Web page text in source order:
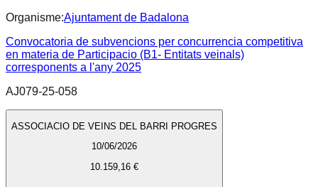
Organisme:Ajuntament de Badalona
Convocatoria de subvencions per concurrencia competitiva
en materia de Participacio (B1- Entitats veinals)
corresponents a l'any 2025
AJ079-25-058
ASSOCIACIO DE VEINS DEL BARRI PROGRES
10/06/2026
10.159,16 €